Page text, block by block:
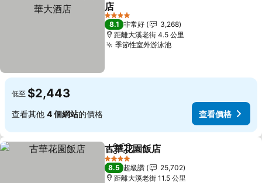
店
查看價格
4 星級
8.1 非常好
3,268
距離大溪老街 4.5 公里
季節性室外游泳池查看價格
低至 $2,443
查看其他 4 個網站的價格 查看價格
分享 加入我的最愛
古華花園飯店
4 星級
8.5 超級讚
25,702
距離大溪老街 11.5 公里